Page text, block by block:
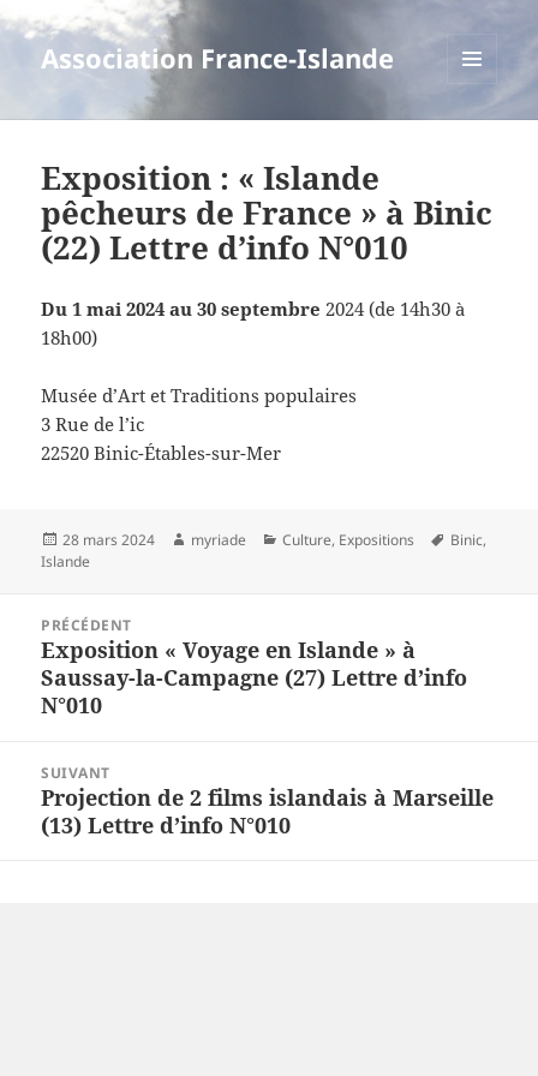
Association France-Islande
Exposition : « Islande
pêcheurs de France » à Binic
(22) Lettre d’info N°010
Du 1 mai 2024 au 30 septembre 2024 (de 14h30 à
18h00)
Musée d’Art et Traditions populaires
3 Rue de l’ic
22520 Binic-Étables-sur-Mer
Publié
le
28 mars 2024 Auteur
myriade Catégories
Culture, Expositions
Mots-
Binic,
Islande
l’article
PRÉCÉDENT
Article
précédent :
Exposition « Voyage en Islande » à
Saussay-la-Campagne (27) Lettre d’info
N°010
SUIVANT
Article
suivant :
Projection de 2 films islandais à Marseille
(13) Lettre d’info N°010